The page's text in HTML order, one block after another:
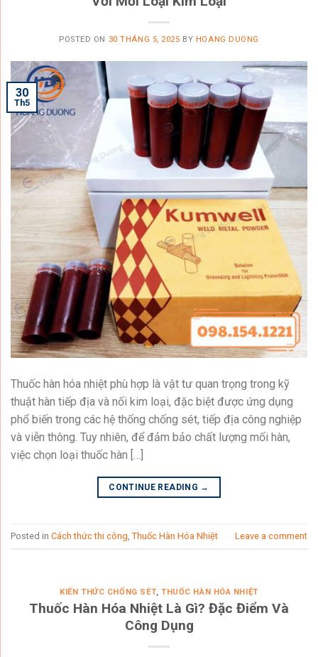
POSTED ON 30 THÁNG 5, 2025 BY HOANG DUONG
30
Th5
Thuốc hàn hóa nhiệt phù hợp là vật tư quan trọng trong kỹ
thuật hàn tiếp địa và nối kim loại, đặc biệt được ứng dụng
phổ biến trong các hệ thống chống sét, tiếp địa công nghiệp
và viễn thông. Tuy nhiên, để đảm bảo chất lượng mối hàn,
việc chọn loại thuốc hàn […]
CONTINUE READING →
Posted in Cách thức thi công Thuốc Hàn Hóa Nhiệt Leave a comment
KIẾN THỨC CHỐNG SÉT,THUỐC HÀN HÓA NHIỆT
Thuốc Hàn Hóa Nhiệt Là Gì? Đặc Điểm Và
Công Dụng